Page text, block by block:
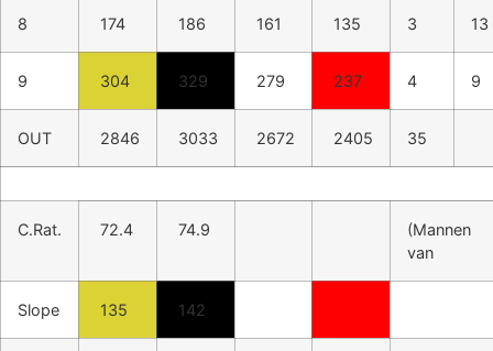
8 174 186 161 135 3 13
9 304 329 279 237 4 9
OUT 2846 3033 2672 2405 35
C.Rat. 72.4 74.9
(Mannen
van
Slope 135 142